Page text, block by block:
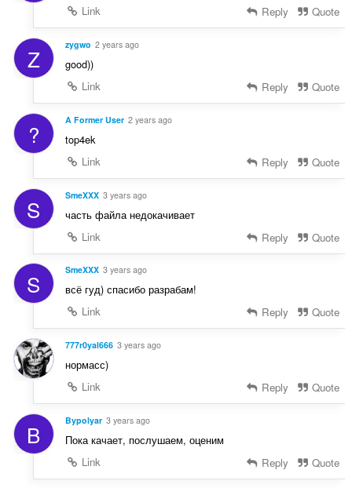
Link Reply Quote
Z zygwo 2 years ago
good))
Link
Reply Quote
? A Former User 2 years ago
top4ek
Link
Reply Quote
S SmeXXX 3 years ago
часть файла недокачивает
Link
Reply Quote
S SmeXXX 3 years ago
всё гуд) спасибо разрабам!
Link
Reply Quote
777r0yal666 3 years ago
нормасс)
Link
Reply Quote
B Bypolyar 3 years ago
Пока качает, послушаем, оценим
Link
Reply Quote